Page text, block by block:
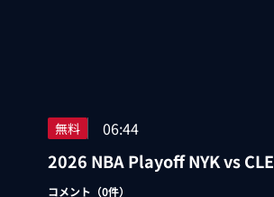
無料 06:44
2026 NBA Playoff NYK vs CLE
コメント（0件）